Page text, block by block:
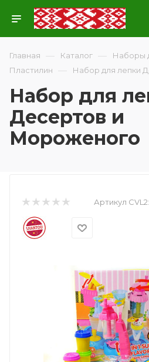
Главная — Каталог — Наборы
Пластилин — Набор для лепки
Набор для
Десертов и
Мороженого
Артикул